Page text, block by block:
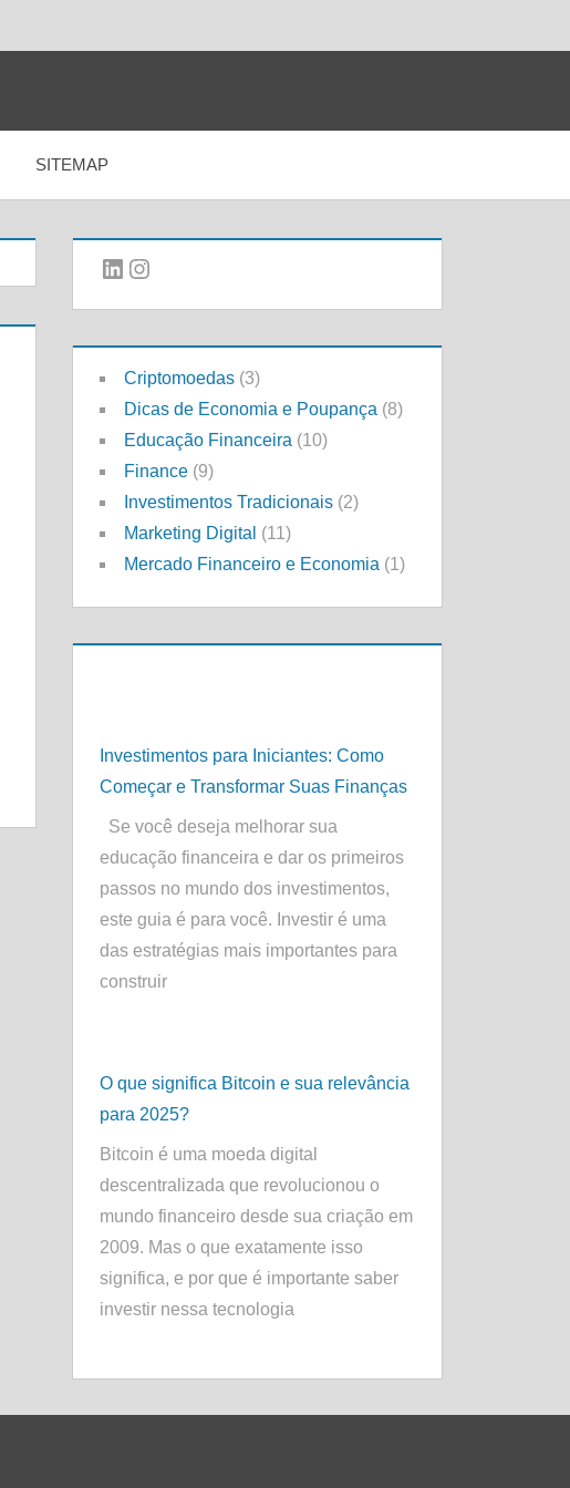
SITEMAP
LinkedIn
Instagram
Criptomoedas (3)
Dicas de Economia e Poupança (8)
Educação Financeira (10)
Finance (9)
Investimentos Tradicionais (2)
Marketing Digital (11)
Mercado Financeiro e Economia (1)
Investimentos para Iniciantes: Como
Começar e Transformar Suas Finanças
Se você deseja melhorar sua
educação financeira e dar os primeiros
passos no mundo dos investimentos,
este guia é para você. Investir é uma
das estratégias mais importantes para
construir
O que significa Bitcoin e sua relevância
para 2025?
Bitcoin é uma moeda digital
descentralizada que revolucionou o
mundo financeiro desde sua criação em
2009. Mas o que exatamente isso
significa, e por que é importante saber
investir nessa tecnologia